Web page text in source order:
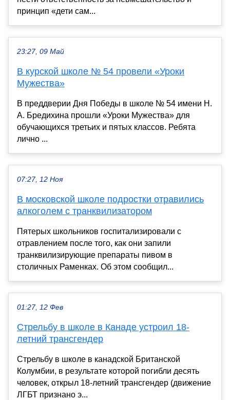
принцип «дети сам...
23:27, 09 Май
В курской школе № 54 провели «Уроки
Мужества»
В преддверии Дня Победы в школе № 54 имени Н.
А. Бредихина прошли «Уроки Мужества» для
обучающихся третьих и пятых классов. Ребята
лично ...
07:27, 12 Ноя
В московской школе подростки отравились
алкоголем с транквилизатором
Пятерых школьников госпитализировали с
отравлением после того, как они запили
транквилизирующие препараты пивом в
столичных Раменках. Об этом сообщил...
01:27, 12 Фев
Стрельбу в школе в Канаде устроил 18-
летний трансгендер
Стрельбу в школе в канадской Британской
Колумбии, в результате которой погибли десять
человек, открыл 18-летний трансгендер (движение
ЛГБТ признано э...